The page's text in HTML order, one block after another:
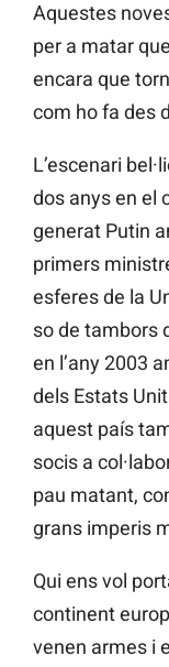
Aquestes
per a matar
encara que
com ho fa des
L’escenari
dos anys en el
generat Putin
primers
esferes de la
so de tambors
en l’any 2003
dels Estats
aquest país
socis a
pau matant,
grans imperis
Qui ens vol
continent
venen armes i